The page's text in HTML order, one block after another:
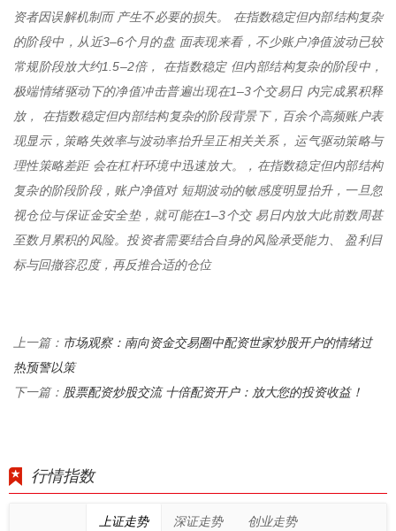
资者因误解机制而 产生不必要的损失。 在指数稳定但内部结构复杂
的阶段中，从近3–6个月的盘 面表现来看，不少账户净值波动已较
常规阶段放大约1.5–2倍， 在指数稳定 但内部结构复杂的阶段中，
极端情绪驱动下的净值冲击普遍出现在1–3个交易日 内完成累积释
放， 在指数稳定但内部结构复杂的阶段背景下，百余个高频账户表
现显示，策略失效率与波动率抬升呈正相关关系， 运气驱动策略与
理性策略差距 会在杠杆环境中迅速放大。，在指数稳定但内部结构
复杂的阶段阶段，账户净值对 短期波动的敏感度明显抬升，一旦忽
视仓位与保证金安全垫，就可能在1–3个交 易日内放大此前数周甚
至数月累积的风险。投资者需要结合自身的风险承受能力、 盈利目
标与回撤容忍度，再反推合适的仓位
上一篇： 市场观察：南向资金交易圈中配资世家炒股开户的情绪过
热预警以策
下一篇： 股票配资炒股交流 十倍配资开户：放大您的投资收益！
行情指数
上证走势 深证走势 创业走势